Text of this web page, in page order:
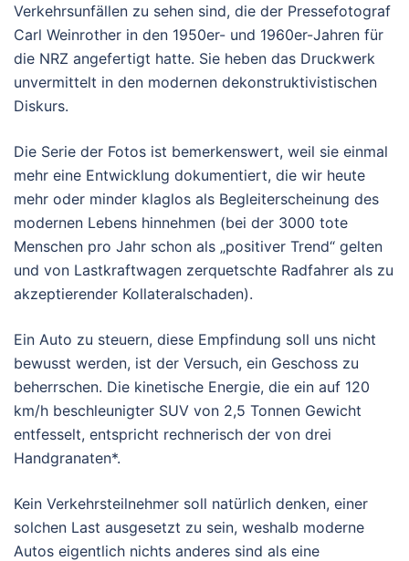
Verkehrsunfällen zu sehen sind, die der Pressefotograf
Carl Weinrother in den 1950er- und 1960er-Jahren für
die NRZ angefertigt hatte. Sie heben das Druckwerk
unvermittelt in den modernen dekonstruktivistischen
Diskurs.
Die Serie der Fotos ist bemerkenswert, weil sie einmal
mehr eine Entwicklung dokumentiert, die wir heute
mehr oder minder klaglos als Begleiterscheinung des
modernen Lebens hinnehmen (bei der 3000 tote
Menschen pro Jahr schon als „positiver Trend“ gelten
und von Lastkraftwagen zerquetschte Radfahrer als zu
akzeptierender Kollateralschaden).
Ein Auto zu steuern, diese Empfindung soll uns nicht
bewusst werden, ist der Versuch, ein Geschoss zu
beherrschen. Die kinetische Energie, die ein auf 120
km/h beschleunigter SUV von 2,5 Tonnen Gewicht
entfesselt, entspricht rechnerisch der von drei
Handgranaten*.
Kein Verkehrsteilnehmer soll natürlich denken, einer
solchen Last ausgesetzt zu sein, weshalb moderne
Autos eigentlich nichts anderes sind als eine